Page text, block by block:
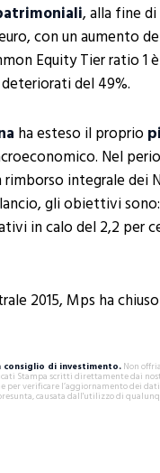
, alla fine
con un aumento
Equity Tier ratio 1
del 49%.
ha esteso il proprio
Nel
integrale dei
gli obiettivi
in calo del 2,2 per
2015, Mps ha
consiglio di investimento.Non
Stampa scritti direttamente dai
verificare l’aggiornamento dei
causata dall'utilizzo di